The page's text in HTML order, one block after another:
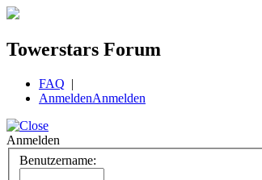
Towerstars Forum
FAQ |
AnmeldenAnmelden
Anmelden
Benutzername: